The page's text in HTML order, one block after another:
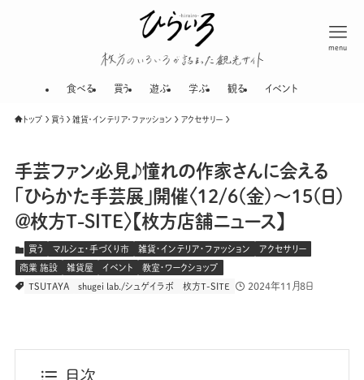
menu
食べる 買う 遊ぶ 学ぶ 観る イベント
トップ 買う 雑貨・インテリア・ファッション アクセサリー
手芸ファン必見♪憧れの作家さんに会える
「ひらかた手芸展」開催〈12/6(金)〜15(日)
＠枚方T-SITE〉【枚方店舗ニュース】
買う マルシェ・手づくり市 雑貨・インテリア・ファッション アクセサリー
商業 施設 雑貨屋 イベント 教室・ワークショップ
TSUTAYA shugei lab./シュゲイラボ 枚方T-SITE 2024年11月8日
目次